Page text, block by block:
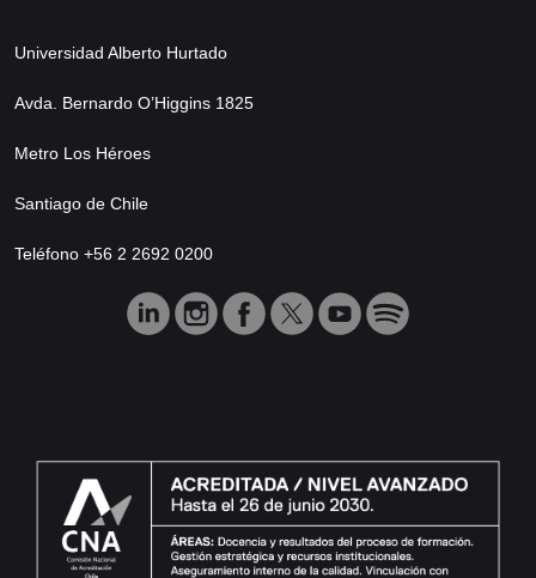
Universidad Alberto Hurtado
Avda. Bernardo O’Higgins 1825
Metro Los Héroes
Santiago de Chile
Teléfono +56 2 2692 0200